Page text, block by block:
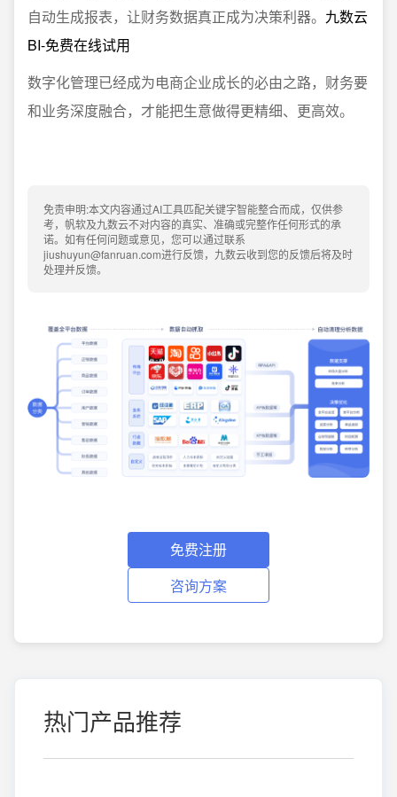
自动生成报表，让财务数据真正成为决策利器。 九数云
BI-免费在线试用
数字化管理已经成为电商企业成长的必由之路，财务要
和业务深度融合，才能把生意做得更精细、更高效。
免责申明:本文内容通过AI工具匹配关键字智能整合而成，仅供参
考，帆软及九数云不对内容的真实、准确或完整作任何形式的承
诺。如有任何问题或意见，您可以通过联系
jiushuyun@fanruan.com进行反馈，九数云收到您的反馈后将及时
处理并反馈。
免费注册
咨询方案
热门产品推荐